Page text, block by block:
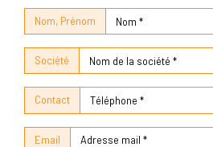
Nom, Prénom
Société
Contact
Email